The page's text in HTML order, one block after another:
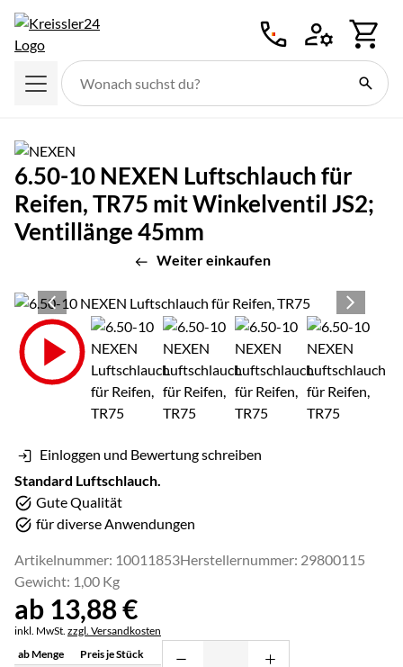
6.50-10 NEXEN Luftschlauch für
Reifen, TR75 mit Winkelventil JS2;
Ventillänge 45mm
Weiter einkaufen
Produktgalerie
Zur Kaufbox springen
Einloggen und Bewertung schreiben
Standard Luftschlauch.
Gute Qualität
für diverse Anwendungen
Artikelnummer: 10011853Herstellernummer: 29800115
Gewicht: 1,00 Kg
ab:
ab 13,88€
Steuerhinweis:
inkl. MwSt. zzgl. Versandkosten
ab Menge
Preis je Stück